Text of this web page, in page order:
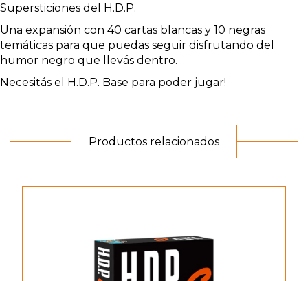
Supersticiones del H.D.P.
Una expansión con 40 cartas blancas y 10 negras
temáticas para que puedas seguir disfrutando del
humor negro que llevás dentro.
Necesitás el H.D.P. Base para poder jugar!
Productos relacionados